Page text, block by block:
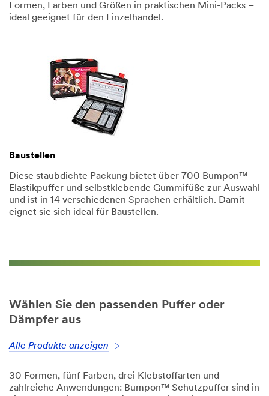
Formen, Farben und Größen in praktischen Mini-Packs –
ideal geeignet für den Einzelhandel.
Baustellen
Diese staubdichte Packung bietet über 700 Bumpon™
Elastikpuffer und selbstklebende Gummifüße zur Auswahl
und ist in 14 verschiedenen Sprachen erhältlich. Damit
eignet sie sich ideal für Baustellen.
Wählen Sie den passenden Puffer oder
Dämpfer aus
Alle Produkte anzeigen
30 Formen, fünf Farben, drei Klebstoffarten und
zahlreiche Anwendungen: Bumpon™ Schutzpuffer sind in